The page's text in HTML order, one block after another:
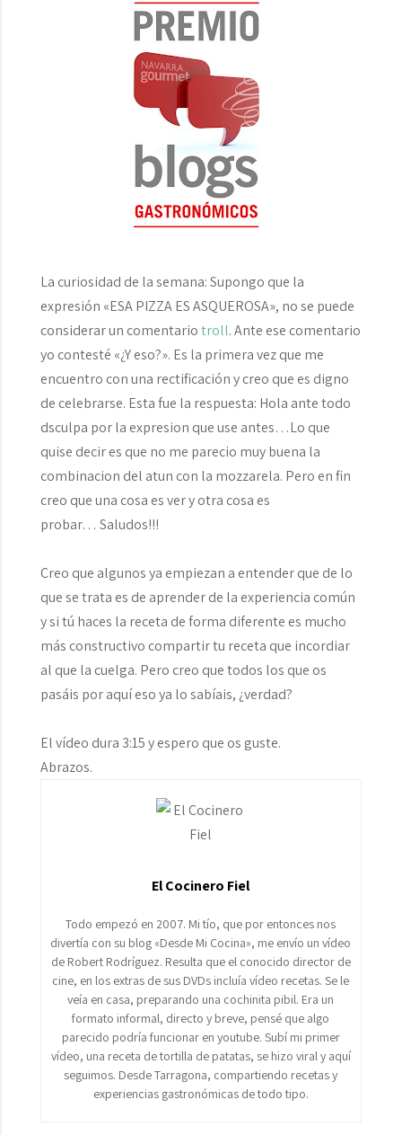
La curiosidad de la semana:Supongo que la
expresión «ESA PIZZA ES ASQUEROSA», no se puede
considerar un comentariotroll. Ante ese comentario
yo contesté «¿Y eso?». Es la primera vez que me
encuentro con una rectificación y creo que es digno
de celebrarse. Esta fue la respuesta: Hola ante todo
dsculpa por la expresion que use antes…Lo que
quise decir es que no me parecio muy buena la
combinacion del atun con la mozzarela. Pero en fin
creo que una cosa es ver y otra cosa es
probar… Saludos!!!
Creo que algunos ya empiezan a entender que de lo
que se trata es de aprender de la experiencia común
y si tú haces la receta de forma diferente es mucho
más constructivo compartir tu receta que incordiar
al que la cuelga. Pero creo que todos los que os
pasáis por aquí eso ya lo sabíais, ¿verdad?
El vídeo dura 3:15 y espero que os guste.
Abrazos.
El Cocinero Fiel
Todo empezó en 2007. Mi tío, que por entonces nos
divertía con su blog «Desde Mi Cocina», me envío un vídeo
de Robert Rodríguez. Resulta que el conocido director de
cine, en los extras de sus DVDs incluía vídeo recetas. Se le
veía en casa, preparando una cochinita pibil. Era un
formato informal, directo y breve, pensé que algo
parecido podría funcionar en youtube. Subí mi primer
vídeo, una receta de tortilla de patatas, se hizo viral y aquí
seguimos. Desde Tarragona, compartiendo recetas y
experiencias gastronómicas de todo tipo.